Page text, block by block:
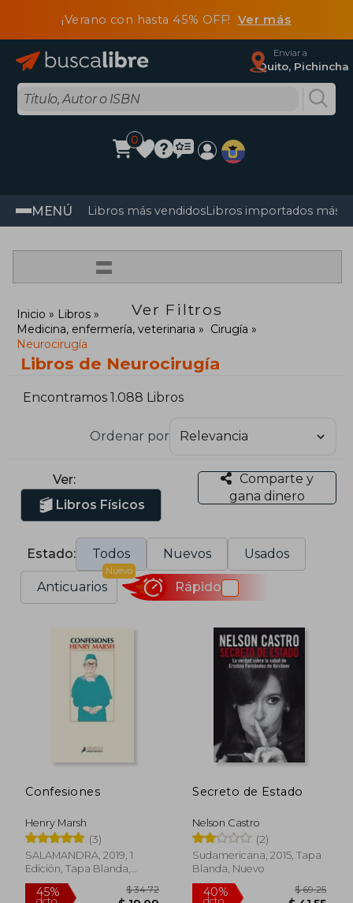
¡Verano con hasta 45% OFF! Ver más
Enviar a
Quito, Pichincha
0
MENÚ Libros más vendidosLibros importados más
=
Ver Filtros
Inicio
Libros
Medicina, enfermería, veterinaria
Cirugía
Neurocirugía
Libros de Neurocirugía
Encontramos 1.088 Libros
Ordenar por
Ver:
Libros Físicos
Comparte y
gana dinero
Estado: Todos Nuevos Usados
Anticuarios
Nuevo
Rápido
Confesiones
Henry Marsh
(3)
SALAMANDRA, 2019, 1
Edición, Tapa Blanda,
Nuevo
Secreto de Estado
Nelson Castro
(2)
Sudamericana, 2015, Tapa
Blanda, Nuevo